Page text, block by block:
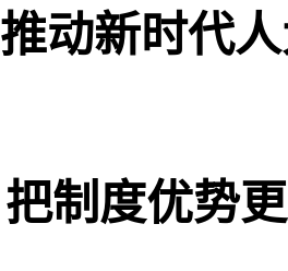
推动新时代
把制度优势